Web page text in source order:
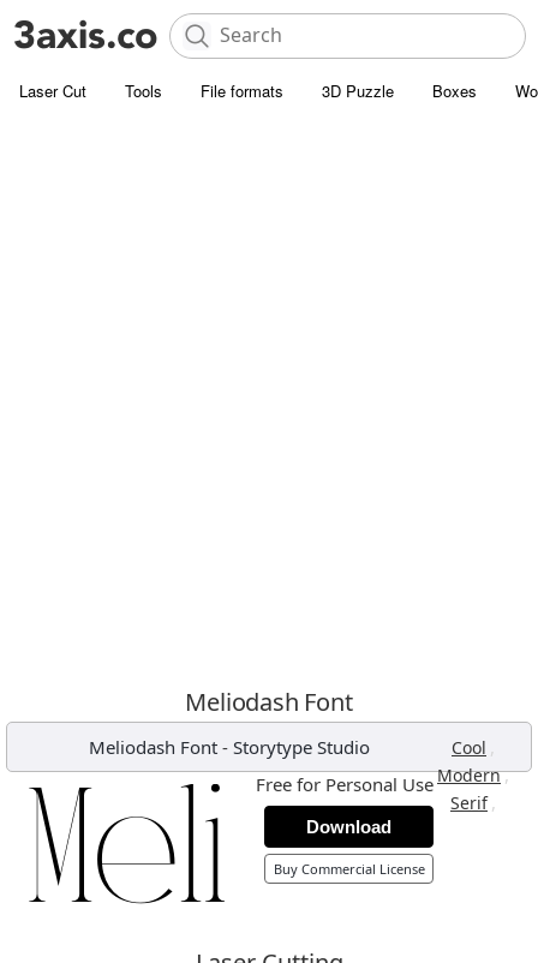
Laser Cut Tools File formats 3D Puzzle Boxes
Meliodash Font
Meliodash Font - Storytype Studio Cool ,
Modern,
Serif ,
Free for Personal Use
Download
Buy Commercial License